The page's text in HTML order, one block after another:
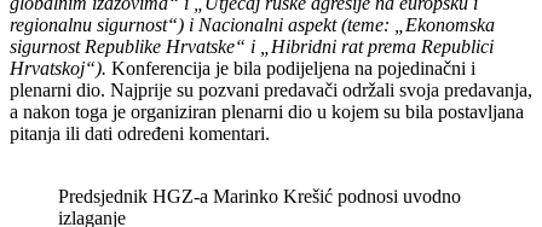
regionalnu sigurnost“) i Nacionalni aspekt (teme: „Ekonomska
sigurnost Republike Hrvatske“ i „Hibridni rat prema Republici
Hrvatskoj“). Konferencija je bila podijeljena na pojedinačni i
plenarni dio. Najprije su pozvani predavači održali svoja predavanja,
a nakon toga je organiziran plenarni dio u kojem su bila postavljana
pitanja ili dati određeni komentari.
Predsjednik HGZ-a Marinko Krešić podnosi uvodno
izlaganje